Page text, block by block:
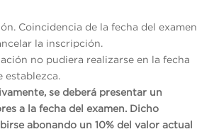
Coincidencia de la fecha del examen
la inscripción.
no pudiera realizarse en la fecha
se deberá presentar un
a la fecha del examen. Dicho
abonando un 10% del valor actual